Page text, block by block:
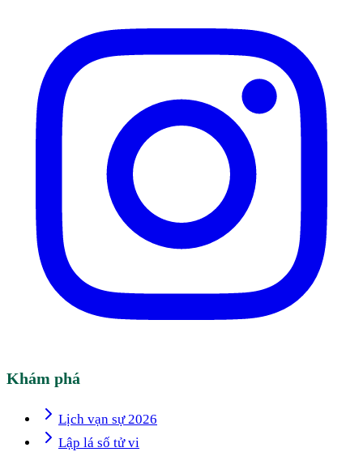
Khám phá
Lịch vạn sự 2026
Lập lá số tử vi